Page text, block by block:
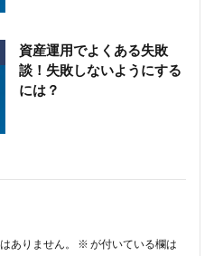
資産運用でよくある失敗
談！失敗しないようにする
には？
ありません。 ※ が付いている欄は